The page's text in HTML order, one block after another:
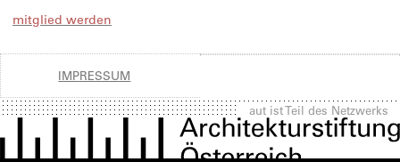
mitglied werden
IMPRESSUM
aut ist Teil des Netzwerks